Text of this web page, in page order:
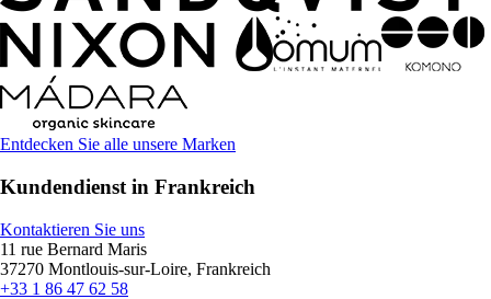
Entdecken Sie alle unsere Marken
Kundendienst in Frankreich
Kontaktieren Sie uns
11 rue Bernard Maris
37270 Montlouis-sur-Loire, Frankreich
+33 1 86 47 62 58